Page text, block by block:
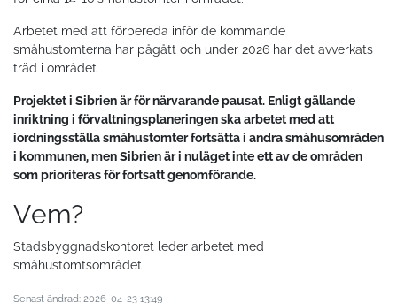
Arbetet med att förbereda inför de kommande
småhustomterna har pågått och under 2026 har det avverkats
träd i området.
Projektet i Sibrien är för närvarande pausat. Enligt gällande
inriktning i förvaltningsplaneringen ska arbetet med att
iordningsställa småhustomter fortsätta i andra småhusområden
i kommunen, men Sibrien är i nuläget inte ett av de områden
som prioriteras för fortsatt genomförande.
Vem?
Stadsbyggnadskontoret leder arbetet med
småhustomtsområdet.
Senast ändrad: 2026-04-23 13:49